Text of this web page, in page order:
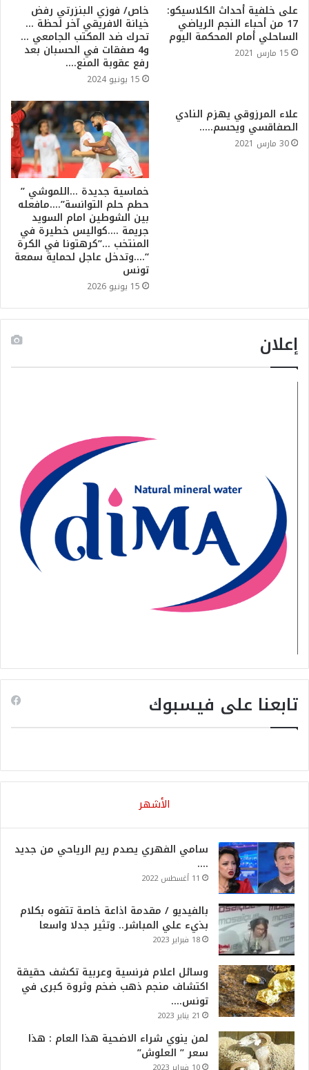
على خلفية أحداث الكلاسيكو:
17 من أحباء النجم الرياضي
الساحلي أمام المحكمة اليوم
15 مارس 2021
خاص/ فوزي البنزرتي رفض
خيانة الافريقي آخر لحظة …
تحرك ضد المكتب الجامعي …
و4 صفقات في الحسبان بعد
رفع عقوبة المنع….
15 يونيو 2024
علاء المرزوقي يهزم النادي
الصفاقسي ويحسم…..
30 مارس 2021
خماسية جديدة …اللموشي ”
حطم حلم التوانسة”….مافعله
بين الشوطين امام السويد
جريمة ….كواليس خطيرة في
المنتخب …”كرهتونا في الكرة
“….وتدخل عاجل لحماية سمعة
تونس
15 يونيو 2026
إعلان
تابعنا على فيسبوك
الأشهر
سامي الفهري يصدم ريم الرياحي من جديد
….
11 أغسطس 2022
بالفيديو / مقدمة اذاعة خاصة تتفوه بكلام
بذيء علي المباشر.. وتثير جدلا واسعا
18 فبراير 2023
وسائل اعلام فرنسية وعربية تكشف حقيقة
اكتشاف منجم ذهب ضخم وثروة كبرى في
تونس….
21 يناير 2023
لمن ينوي شراء الاضحية هذا العام : هذا
سعر ” العلوش”